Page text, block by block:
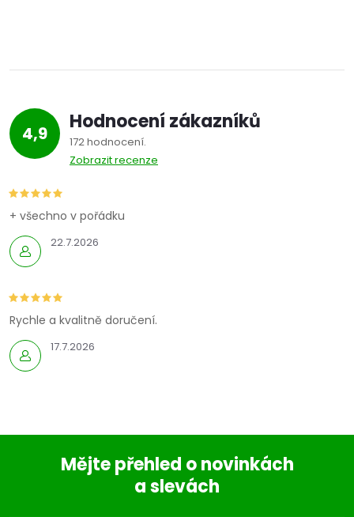
4,9 Hodnocení zákazníků
172 hodnocení
Zobrazit recenze
22.7.2026
+ všechno v pořádku
17.7.2026
Rychle a kvalitně doručení.
Mějte přehled o novinkách
a slevách